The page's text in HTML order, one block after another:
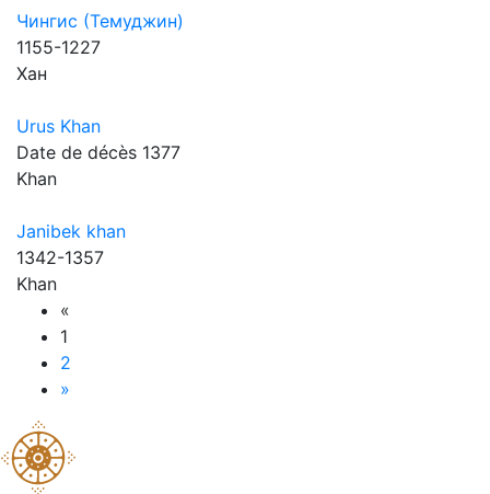
Чингис (Темуджин)
1155-1227
Хан
Urus Khan
Date de décès 1377
Khan
Janibek khan
1342-1357
Khan
«
1
2
»